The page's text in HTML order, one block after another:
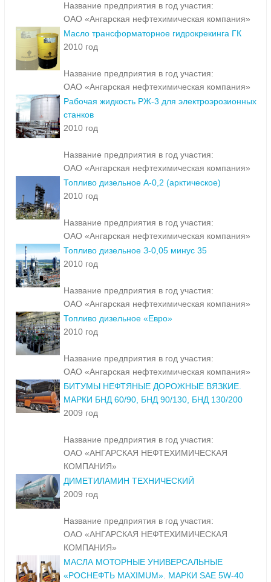
Название предприятия в год участия:
ОАО «Ангарская нефтехимическая компания»
Масло трансформаторное гидрокрекинга ГК
2010 год
Название предприятия в год участия:
ОАО «Ангарская нефтехимическая компания»
Рабочая жидкость РЖ-3 для электроэрозионных
станков
2010 год
Название предприятия в год участия:
ОАО «Ангарская нефтехимическая компания»
Топливо дизельное А-0,2 (арктическое)
2010 год
Название предприятия в год участия:
ОАО «Ангарская нефтехимическая компания»
Топливо дизельное З-0,05 минус 35
2010 год
Название предприятия в год участия:
ОАО «Ангарская нефтехимическая компания»
Топливо дизельное «Евро»
2010 год
Название предприятия в год участия:
ОАО «Ангарская нефтехимическая компания»
БИТУМЫ НЕФТЯНЫЕ ДОРОЖНЫЕ ВЯЗКИЕ.
МАРКИ БНД 60/90, БНД 90/130, БНД 130/200
2009 год
Название предприятия в год участия:
ОАО «АНГАРСКАЯ НЕФТЕХИМИЧЕСКАЯ
КОМПАНИЯ»
ДИМЕТИЛАМИН ТЕХНИЧЕСКИЙ
2009 год
Название предприятия в год участия:
ОАО «АНГАРСКАЯ НЕФТЕХИМИЧЕСКАЯ
КОМПАНИЯ»
МАСЛА МОТОРНЫЕ УНИВЕРСАЛЬНЫЕ
«РОСНЕФТЬ MAXIMUM». МАРКИ SAE 5W-40